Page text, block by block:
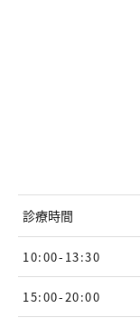
診療時間
10:00-13:30
15:00-20:00